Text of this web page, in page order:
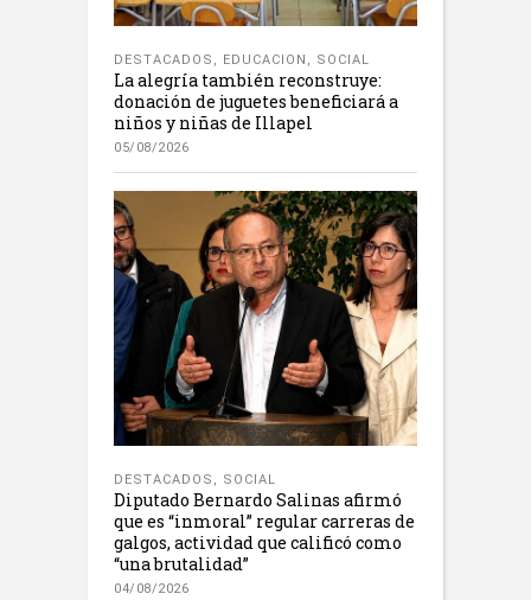
DESTACADOS , EDUCACION , SOCIAL
La alegría también reconstruye:
donación de juguetes beneficiará a
niños y niñas de Illapel
05/08/2026
DESTACADOS , SOCIAL
Diputado Bernardo Salinas afirmó
que es “inmoral” regular carreras de
galgos, actividad que calificó como
“una brutalidad”
04/08/2026